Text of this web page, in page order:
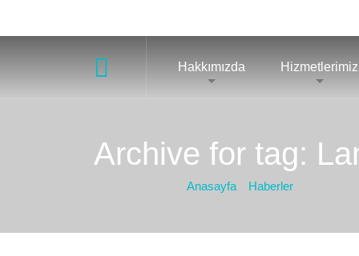
Hakkımızda Hizmetlerimiz
Archive for tag:
Anasayfa Haberler